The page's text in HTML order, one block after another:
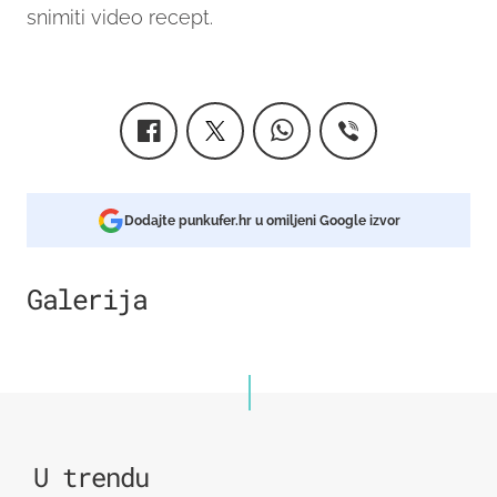
snimiti video recept.
Dodajte punkufer.hr u omiljeni Google izvor
Galerija
U trendu